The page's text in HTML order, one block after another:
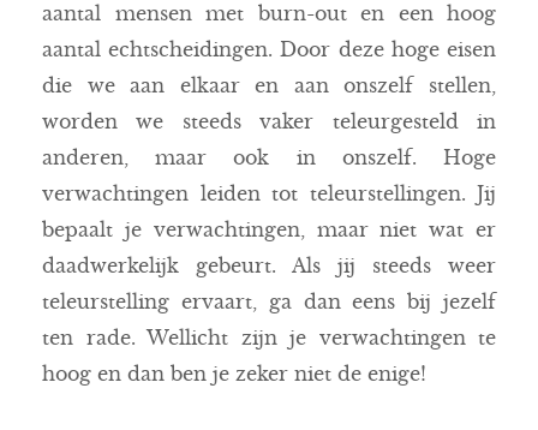
aantal mensen met burn-out en een hoog
aantal echtscheidingen. Door deze hoge eisen
die we aan elkaar en aan onszelf stellen,
worden we steeds vaker teleurgesteld in
anderen, maar ook in onszelf. Hoge
verwachtingen leiden tot teleurstellingen. Jij
bepaalt je verwachtingen, maar niet wat er
daadwerkelijk gebeurt. Als jij steeds weer
teleurstelling ervaart, ga dan eens bij jezelf
ten rade. Wellicht zijn je verwachtingen te
hoog en dan ben je zeker niet de enige!